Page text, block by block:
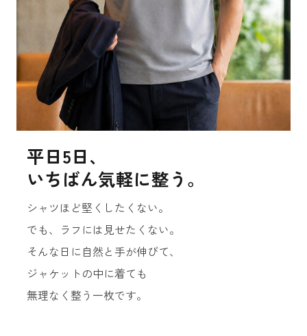
平日5日、
いちばん気軽に整う。
シャツほど堅くしたくない。
でも、ラフには見せたくない。
そんな日に自然と手が伸びて、
ジャケットの中に着ても
無理なく整う一枚です。